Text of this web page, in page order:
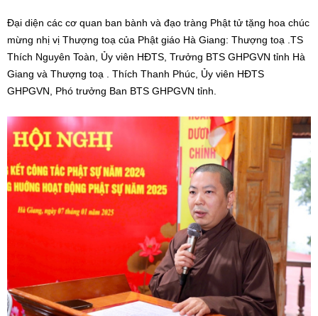
Đại diện các cơ quan ban bành và đạo tràng Phật tử tặng hoa chúc
mừng nhị vị Thượng toạ của Phật giáo Hà Giang: Thượng toạ .TS
Thích Nguyên Toàn, Ủy viên HĐTS, Trưởng BTS GHPGVN tỉnh Hà
Giang và Thượng toạ . Thích Thanh Phúc, Ủy viên HĐTS
GHPGVN, Phó trưởng Ban BTS GHPGVN tỉnh.